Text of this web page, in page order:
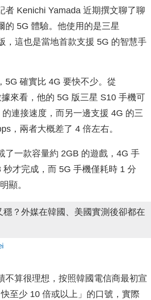
者 Kenichi Yamada 近期撰文聊了聊
的 5G 體驗。他使用的是三星
，這也是當地首款支援 5G 的智慧手
5G 確實比 4G 要快不少。從
來看，他的 5G 版三星 S10 手機可
的連接速度，而另一邊支援 4G 的三
，兩者大概差了 4 倍左右。
了一款容量約 2GB 的遊戲，4G 手
秒才完成，而 5G 手機僅耗時 1 分
顯。
不算很理想，按照韓國電信商最初宣
至少 10 倍或以上」的口號，實際